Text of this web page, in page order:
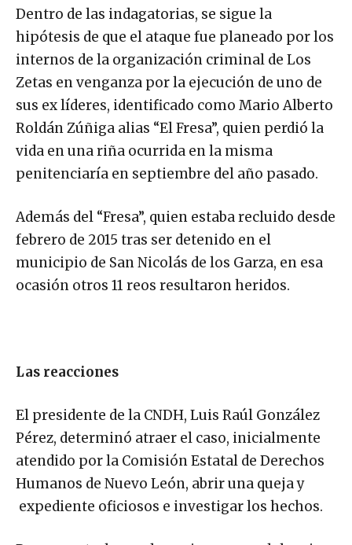
Dentro de las indagatorias, se sigue la
hipótesis de que el ataque fue planeado por los
internos de la organización criminal de Los
Zetas en venganza por la ejecución de uno de
sus ex líderes, identificado como Mario Alberto
Roldán Zúñiga alias “El Fresa”, quien perdió la
vida en una riña ocurrida en la misma
penitenciaría en septiembre del año pasado.
Además del “Fresa”, quien estaba recluido desde
febrero de 2015 tras ser detenido en el
municipio de San Nicolás de los Garza, en esa
ocasión otros 11 reos resultaron heridos.
Las reacciones
El presidente de la CNDH, Luis Raúl González
Pérez, determinó atraer el caso, inicialmente
atendido por la Comisión Estatal de Derechos
Humanos de Nuevo León, abrir una queja y
expediente oficiosos e investigar los hechos.